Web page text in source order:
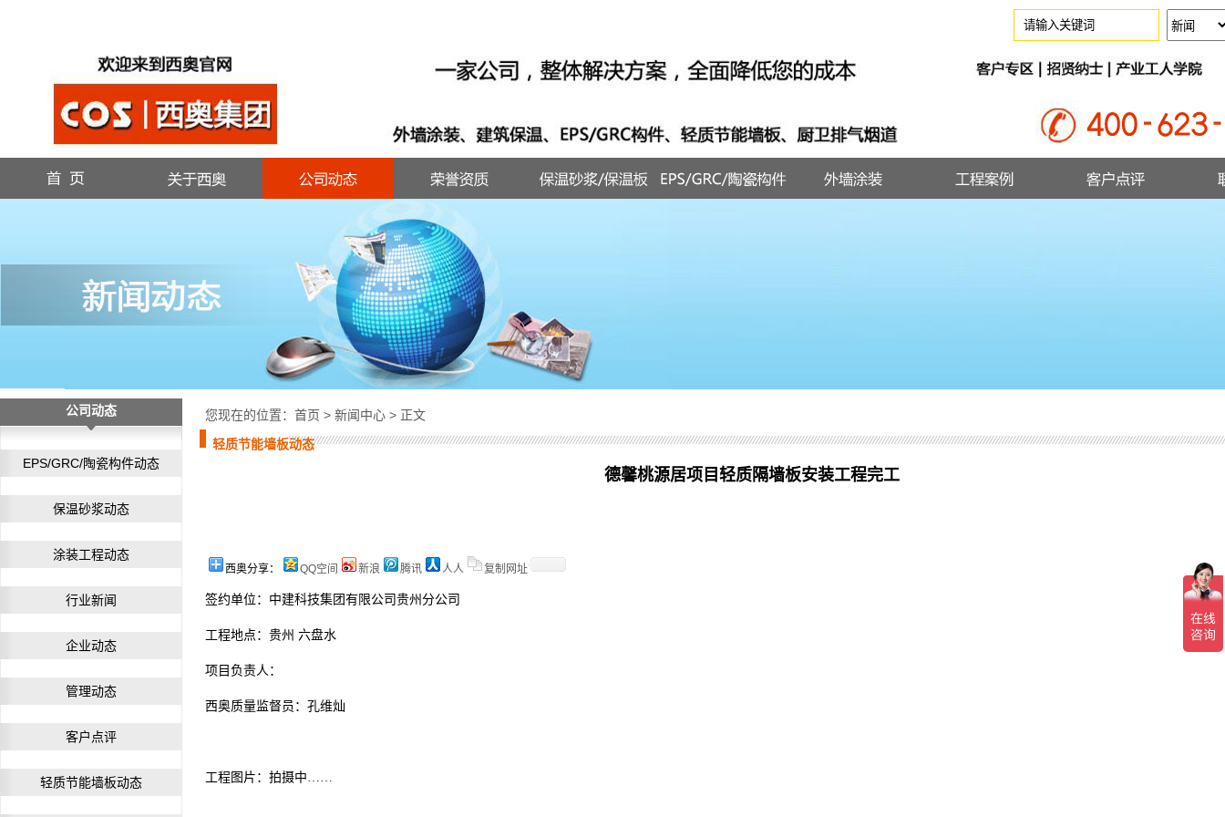
公司动态
EPS/GRC/陶瓷构件动态
保温砂浆动态
涂装工程动态
行业新闻
企业动态
管理动态
客户点评
轻质节能墙板动态
您现在的位置： 首页 > 新闻中心 > 正文
轻质节能墙板动态
德馨桃源居项目轻质隔墙板安装工程完工
西奥分享： QQ空间 新浪 腾讯 人人 复制网址
签约单位：中建科技集团有限公司贵州分公司
工程地点：贵州 六盘水
项目负责人：
西奥质量监督员：孔维灿
工程图片： 拍摄中……